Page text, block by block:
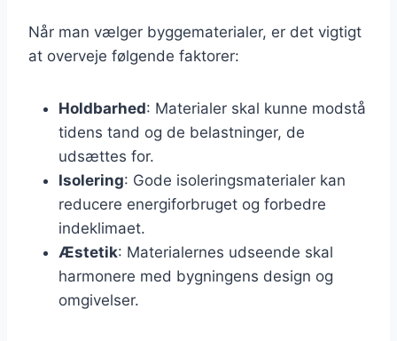
Når man vælger byggematerialer, er det vigtigt
at overveje følgende faktorer:
Holdbarhed: Materialer skal kunne modstå
tidens tand og de belastninger, de
udsættes for.
Isolering: Gode isoleringsmaterialer kan
reducere energiforbruget og forbedre
indeklimaet.
Æstetik: Materialernes udseende skal
harmonere med bygningens design og
omgivelser.